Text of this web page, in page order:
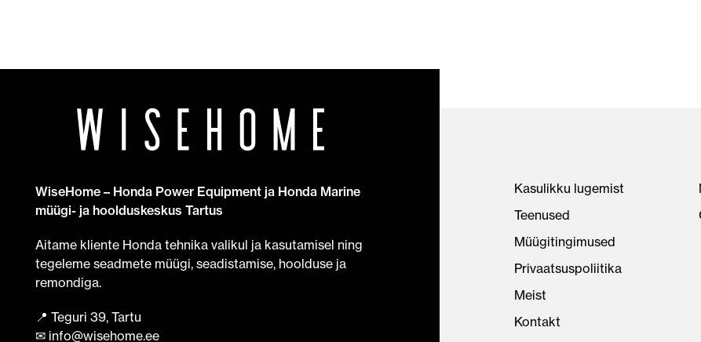
WiseHome – Honda Power Equipment ja Honda Marine
müügi- ja hoolduskeskus Tartus
Aitame kliente Honda tehnika valikul ja kasutamisel ning
tegeleme seadmete müügi, seadistamise, hoolduse ja
remondiga.
📍 Teguri 39, Tartu
✉ info@wisehome.ee
Kasulikku lugemist
Teenused
Müügitingimused
Privaatsuspoliitika
Meist
Kontakt